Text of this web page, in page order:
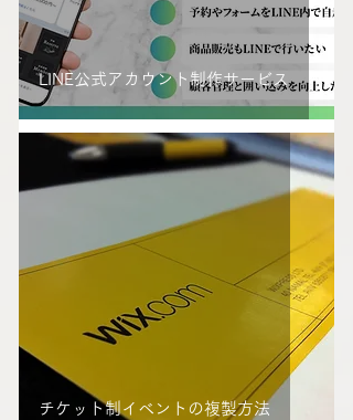
LINE公式アカウント制作サービス
チケット制イベントの複製方法